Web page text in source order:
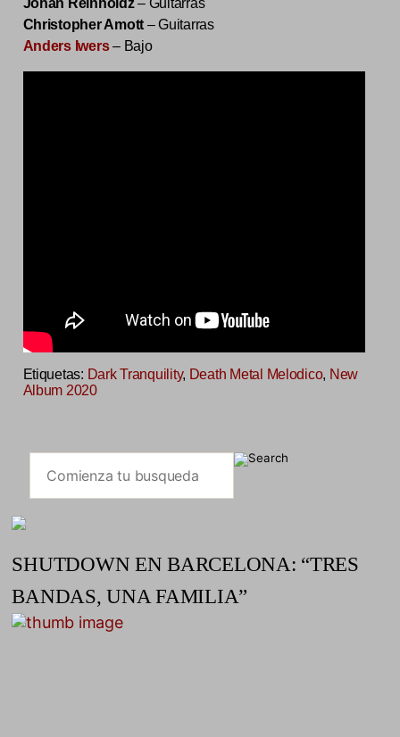
Johan Reinholdz– Guitarras
Christopher Amott – Guitarras
Anders Iwers– Bajo
Etiquetas: Dark Tranquility, Death Metal Melodico, New
Album 2020
SHUTDOWN EN BARCELONA: “TRES
BANDAS, UNA FAMILIA”